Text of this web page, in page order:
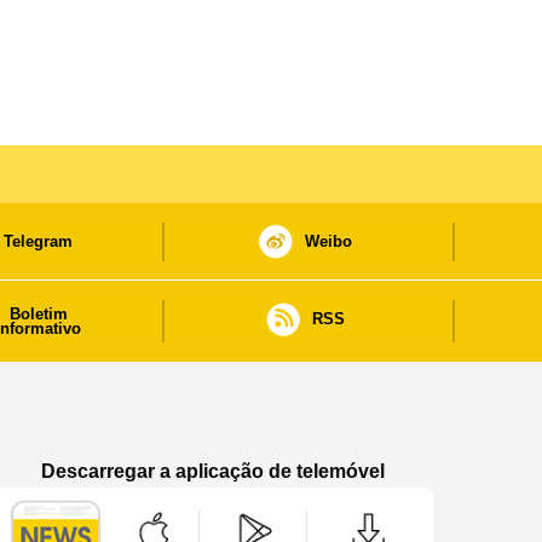
Telegram Weibo
Boletim
RSS
Descarregar a aplicação de telemóvel